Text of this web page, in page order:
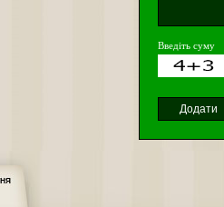
Введіть суму